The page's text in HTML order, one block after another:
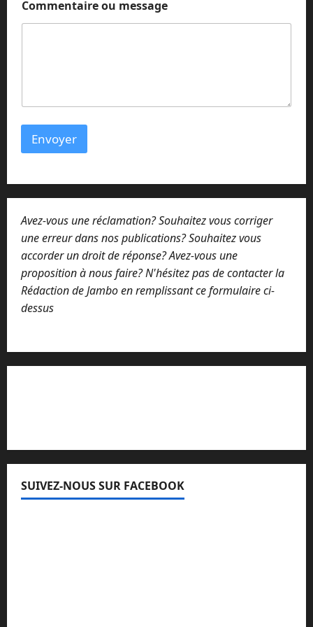
Commentaire ou message
Envoyer
Avez-vous une réclamation? Souhaitez vous corriger
une erreur dans nos publications? Souhaitez vous
accorder un droit de réponse? Avez-vous une
proposition à nous faire? N'hésitez pas de contacter la
Rédaction de Jambo en remplissant ce formulaire ci-
dessus
SUIVEZ-NOUS SUR FACEBOOK